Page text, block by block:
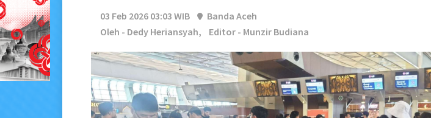
03 Feb 2026 03:03 WIB
Banda Aceh
Oleh - Dedy Heriansyah,
Editor - Munzir Budiana